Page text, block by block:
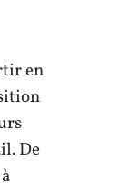
en
De